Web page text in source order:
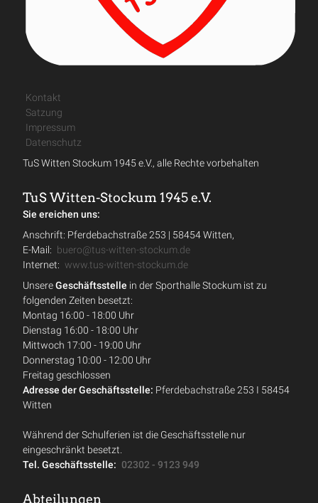
Kontakt
Satzung
Impressum
Datenschutz
TuS Witten Stockum 1945 e.V., alle Rechte vorbehalten
TuS Witten-Stockum 1945 e.V.
Sie ereichen uns:
Anschrift: Pferdebachstraße 253 | 58454 Witten,
E-Mail: buero@tus-witten-stockum.de
Internet: www.tus-witten-stockum.de
UnsereGeschäftsstelle in der Sporthalle Stockum ist zu
folgenden Zeiten besetzt:
Montag 16:00 - 18:00 Uhr
Dienstag 16:00 - 18:00 Uhr
Mittwoch 17:00 - 19:00 Uhr
Donnerstag 10:00 - 12:00 Uhr
Freitag geschlossen
Adresse der Geschäftsstelle: Pferdebachstraße 253 I 58454
Witten
Während der Schulferien ist die Geschäftsstelle nur
eingeschränkt besetzt.
Tel. Geschäftsstelle: 02302 - 9123 949
Abteilungen